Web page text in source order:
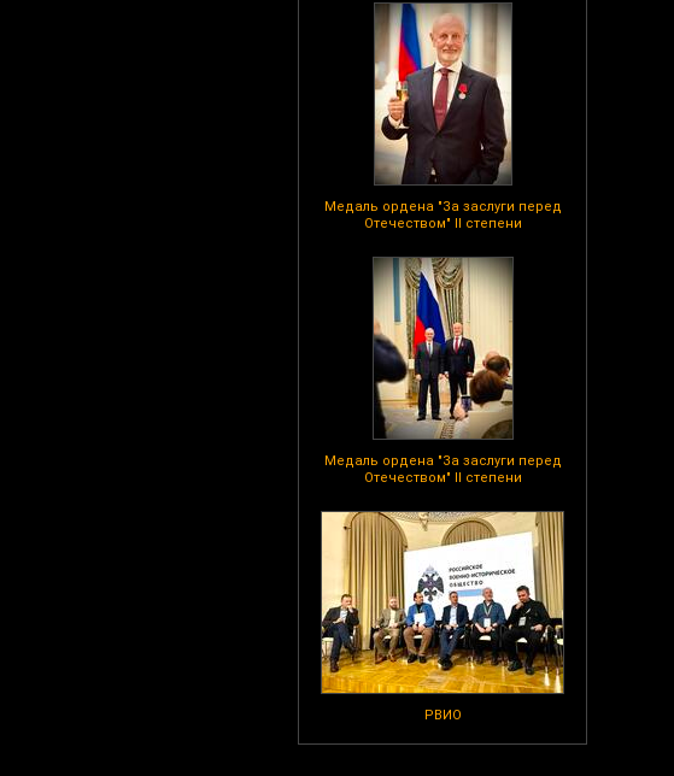
Медаль ордена "За заслуги перед
Отечеством" II степени
Медаль ордена "За заслуги перед
Отечеством" II степени
РВИО